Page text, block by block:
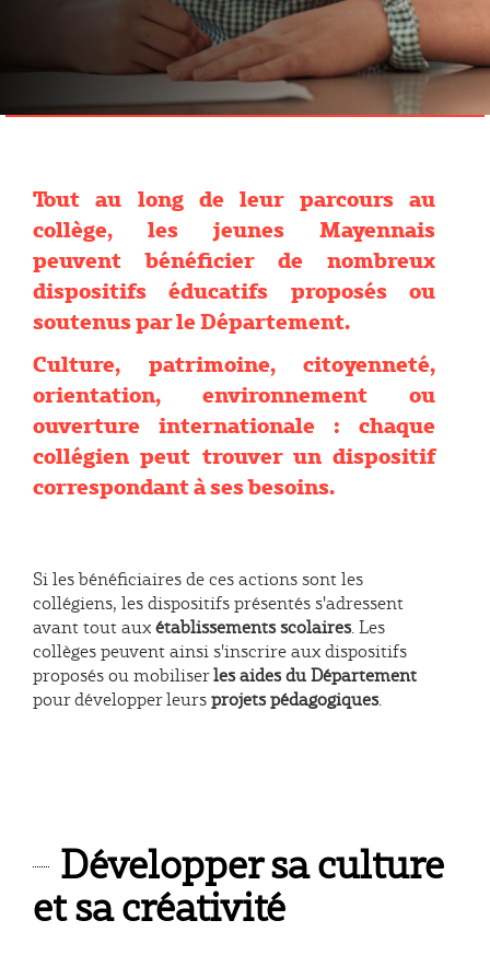
Tout au long de leur parcours au
collège, les jeunes Mayennais
peuvent bénéficier de nombreux
dispositifs éducatifs proposés ou
soutenus par le Département.
Culture, patrimoine, citoyenneté,
orientation, environnement ou
ouverture internationale : chaque
collégien peut trouver un dispositif
correspondant à ses besoins.
Si les bénéficiaires de ces actions sont les
collégiens, les dispositifs présentés s'adressent
avant tout auxétablissements scolaires. Les
collèges peuvent ainsi s'inscrire aux dispositifs
proposés ou mobiliserles aides du Département
pour développer leursprojets pédagogiques.
Développer sa culture
et sa créativité